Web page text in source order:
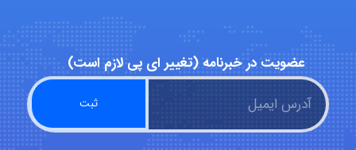
hosein abdolvand
Kati
عضویت در خبرنامه (تغییر ای پی لازم است)